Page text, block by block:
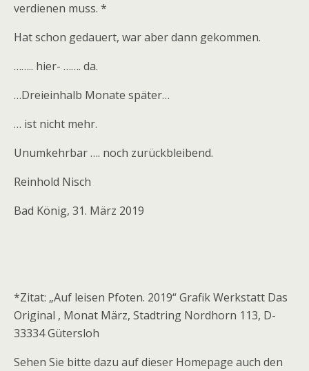
verdienen muss. *
Hat schon gedauert, war aber dann gekommen.
…….. hier- ……. da.
…Dreieinhalb Monate später…
… ist nicht mehr.
Unumkehrbar …. noch zurückbleibend.
Reinhold Nisch
Bad König, 31. März 2019
*Zitat: „Auf leisen Pfoten. 2019“ Grafik Werkstatt Das
Original , Monat März, Stadtring Nordhorn 113, D-
33334 Gütersloh
Sehen Sie bitte dazu auf dieser Homepage auch den